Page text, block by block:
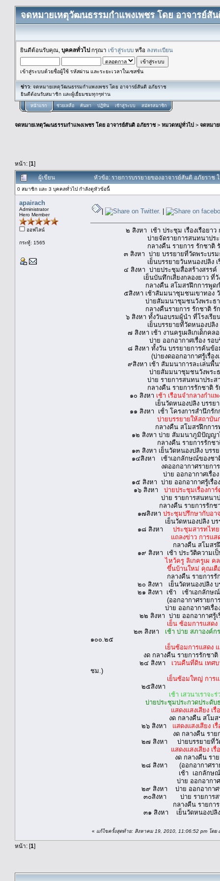
จดหมายเหตุวัฒนธรรมกำแพงเพชร โดย อาจารย์สั
ยินดีต้อนรับคุณ, บุคคลทั่วไปกรุณา เข้าสู่ระบบ หรือ ลงทะเบียน
เข้าสู่ระบบด้วยชื่อผู้ใช้ รหัสผ่าน และระยะเวลาในเซสชั่น
ข่าว: จดหมายเหตุวัฒนธรรมกำแพงเพชร โดย อาจารย์สันติ อภัยราช
ยินดีต้อนรับสมาชิก และผู้เยื่ยมชมทุกๆท่าน
หน้าแรก ช่วยเหลือ ค้นหา ปฏิทิน เข้าสู่ระบบ สมัครสมาชิก
จดหมายเหตุวัฒนธรรมกำแพงเพชร โดย อาจารย์สันติ อภัยราช> หมวดหมู่ทั่วไป > จดหมา
หน้า: [1]
ผู้เขียน หัวข้อ: รายการบรรยายของอาจารย์สันติ อภัยรา
0 สมาชิก และ 3 บุคคลทั่วไป กำลังดูหัวข้อนี้
apairach
Administrator
Hero Member
ออฟไลน์
กระทู้: 1565
| |
๒ สิงหา เช้า ประชุม เรื่องเรือยาว การ
บ่ายจัดรายการสนทนาป
กลางคืน รายการ รักชาติ รักถิ่น รัก
๓ สิงหา บ่าย บรรยายที่วัดพระบรมธาตุ
เย็นบรรยายวันหนองปลิง เรื่องรั
๔ สิงหา บ่ายประชุมสื่อสร้างสรรค์
เย็นบันทึกเสียงกลองยาว ที่วังยาง ค
กลางคืน สโมสรฝึกการพูดกำแ
๕สิงหา เช้าสัมมนาชุมชนเขาทอง วัด
บ่ายสัมมนาชุมชนวังพระธาตุ วั
กลางคืนรายการ รักชาติ รักถิ่น รัก
๖ สิงหา ทั้งวันอบรมผู้นำ ที่โรงเรียนส
เย็นบรรยายที่วัดหนองปลิง
๗ สิงหา เช้า งานครูเผลิเกเด็กคลองขลุ
บ่าย ออกอากาศเรื่อง รอบรุ้ชู
๘ สิงหา ทั้งวัน บรรยายการค้นข้อมูลปร
(บ่ายงดออกอากาศรู้เรื่องเมือ
๙สิงหา เช้า สัมมนาการละเล่นพื้นบ้า
บ่ายสัมมนาชุมชนวังพระธาตุ วั
บ่าย รายการสนทนาประสาคน
กลางคืน รายการรักชาติ รักถิ่น รัก
๑๐ สิงหา เช้า เรือนจำกลางกำแ
เย็นวัดหนองปลิง บรรย
๑๑ สิงหา เช้่า โครงการสำนึกรักการเ
บ่ายบรรยายให้สถาบัน
กลางคืน สโมสรฝึกการพูดกำ
๑๒ สิงหา บ่าย สัมมนาภูมิปัญญาไทย
กลางคืน รายการรักชาติ รักถิ่น รั
๑๓ สิงหา เย็นวัดหนองปลิง บรรยายเ
๑๔สิงหา เช้าเอกลักษณ์ของชาติ หอป
งดออกอากาศรายการลั่นเมือง อ
บ่าย ออกอากาศเรื่อง รอบรุ้
๑๕ สิงหา บ่าย ออกอากาศรู้เรื่องเมื
๑๖ สิงหา บ่ายประชุมเรื่องก
บ่าย รายการสนทนาประสาค
กลางคืน รายการรักชาติ รักถิ่น รั
๑๗สิงหา ประชุมปรึกษากับอา
เย็นวัดหนองปลิง บรร
๑๘ สิงหา ประชุมสารทไท
แถลงข่าว การแสดงและแข่
กลางคืน สโมสรฝึกการพูด
๑๙ สิงหา เช้า ประวัติความเป็นมาขอ
ไหว้ครู ลิเกครูเผ ค
ขึ้นบ้านใหม่ คุณเตือนใจ ถมอิ
กลางคืน รายการรักชาติ รักถิ่น
๒๐ สิงหา เย็นวัดหนองปลิง บรรย
๒๑ สิงหา เช้า เช้าเอกลักษณ์ของชา
(ออกอากาศรายการลั่นเมือง
บ่าย ออกอากาศเรื่อง รอบรุ้
๒๒ สิงหา บ่าย ออกอากาศรู้เรื่องเ
เย็น ซ้อมการแสดง
๒๓ สิงหา เช้า บ่าย สภาองค์
๑๐๐.๒๕
เย็นซ้อมการแสดง แ
งด กลางคืน รายการรักชาติ รักถิ่น
๒๔ สิงหา เวนคืนที่ดิน เทศบ
ชม.)
เย็นซ้อมใหญ่ การแ
๒๕สิงหา
เช้า เสวนาเราจ
บ่ายประชุมประกวดประดั
แสดงแสงเสียง เรื่องพระบารมีม
งด กลางคืน สโมสรฝึกการ
๒๖ สิงหา แสดงแสงเสียง
งด กลางคืน รายการรักชาติ รักถิ่
๒๗ สิงหา บ่ายบรรยายที่วัดหนอ
แสดงแสงเสียง เ
งด กลางคืน รายการรักชาติ รักถิ่
๒๘ สิงหา (ออกอากาศรายการลั่
เช้า เอกลักษณ์ของชาติ หอปร
บ่าย ออกอากาศเรื่อง รอบ
๒๙ สิงหา บ่าย ออกอากาศรู้เรื่อง
๓๐สิงหา บ่าย รายการสนทนา
กลางคืน รายการรักชาติ รักถิ่น
๓๑ สิงหา เย็นวัดหนองปลิง บรร
« แก้ไขครั้งสุดท้าย: สิงหาคม 19, 2010, 11:06:52 pm โดย
หน้า: [1]